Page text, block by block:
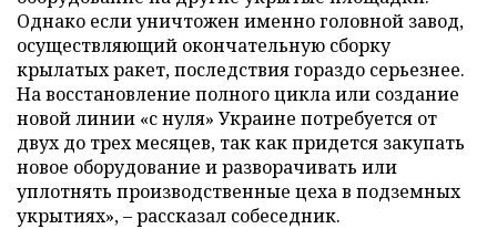
Однако если уничтожен именно головной завод,
осуществляющий окончательную сборку
крылатых ракет, последствия гораздо серьезнее.
На восстановление полного цикла или создание
новой линии «с нуля» Украине потребуется от
двух до трех месяцев, так как придется закупать
новое оборудование и разворачивать или
уплотнять производственные цеха в подземных
укрытиях», – рассказал собеседник.